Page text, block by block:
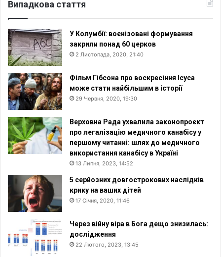
Випадкова стаття
У Колумбії: воєнізовані формування
закрили понад 60 церков
2 Листопада, 2020, 21:40
Фільм Гібсона про воскресіння Ісуса
може стати найбільшим в історії
29 Червня, 2020, 19:30
Верховна Рада ухвалила законопроєкт
про легалізацію медичного канабісу у
першому читанні: шлях до медичного
використання канабісу в Україні
13 Липня, 2023, 14:52
5 серйозних довгострокових наслідків
крику на ваших дітей
17 Січня, 2020, 11:46
Через війну віра в Бога дещо знизилась:
дослідження
22 Лютого, 2023, 13:45